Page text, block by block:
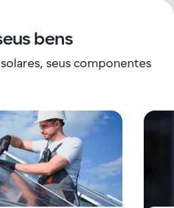
bens
seus componentes